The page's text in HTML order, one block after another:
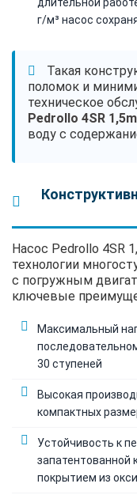
г/м³ насос
Такая
поломок и
техническое
Pedrollo 4SR
воду с
Насос Pedrollo 4SR
технологии
с погружным
ключевые
Максимальный
30 ступеней
Высокая
компактных
Устойчивость к
запатентованной
покрытием из